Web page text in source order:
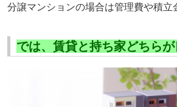
分譲マンションの場合は管理費や積立
では、賃貸と持ち家どちらが